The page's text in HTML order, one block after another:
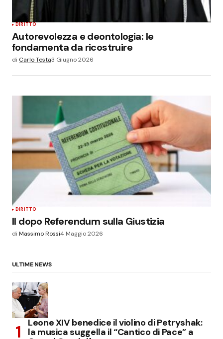
DIRITTO
Autorevolezza e deontologia: le
fondamenta da ricostruire
di Carlo Testa3 Giugno 2026
DIRITTO
Il dopo Referendum sulla Giustizia
di Massimo Rossi4 Maggio 2026
ULTIME NEWS
Leone XIV benedice il violino di Petryshak:
la musica suggella il “Cantico di Pace” a